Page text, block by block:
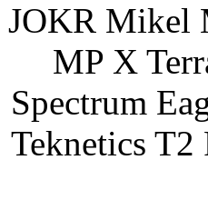
JOKR Mikel
MP X
Spectrum
Teknetics